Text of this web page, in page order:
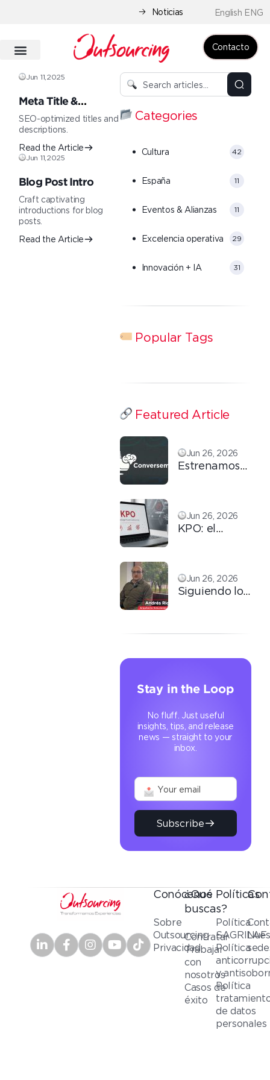
Noticias English ENG
Contacto
Jun 11,2025
Meta Title &
Description
SEO-optimized titles and
descriptions.
Read the Article
Jun 11,2025
Blog Post Intro
Craft captivating
introductions for blog
posts.
Read the Article
Categories
Cultura 42
España 11
Eventos & Alianzas 11
Excelencia operativa 29
Innovación + IA 31
Popular Tags
Featured Article
Jun 26, 2026
Estrenamos
ConversemOS:
Reputación,
Jun 26, 2026
KPO: el
tercerización
basada en
conocimiento
Jun 26, 2026
Siguiendo los
automatización
transforma la
Stay in the Loop
No fluff. Just useful
insights, tips, and release
news — straight to your
inbox.
Subscribe
Conócenos
Sobre
Outsourcing
Privacidad
¿Qué
buscas?
Contratar
Trabajar
con
nosotros
Casos de
éxito
Políticas
Política
SAGRILAF
Política
y
Política
de datos
personales